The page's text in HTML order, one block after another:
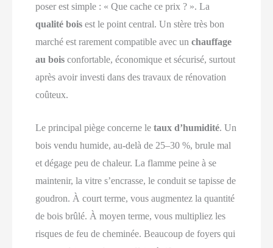
poser est simple : « Que cache ce prix ? ». La
qualité bois est le point central. Un stère très bon
marché est rarement compatible avec unchauffage
au bois confortable, économique et sécurisé, surtout
après avoir investi dans des travaux de rénovation
coûteux.
Le principal piège concerne letaux d’humidité. Un
bois vendu humide, au-delà de 25–30 %, brule mal
et dégage peu de chaleur. La flamme peine à se
maintenir, la vitre s’encrasse, le conduit se tapisse de
goudron. À court terme, vous augmentez la quantité
de bois brûlé. À moyen terme, vous multipliez les
risques de feu de cheminée. Beaucoup de foyers qui